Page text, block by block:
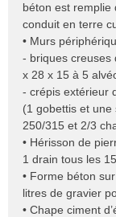
béton est remplie
conduit en terre
• Murs
- briques creuses
x 28 x 15 à 5
- crépis extérieur
(1 gobettis et
250/315 et 2/3
• Hérisson de
1 drain tous les
• Forme béton
litres de gravier
• Chape ciment